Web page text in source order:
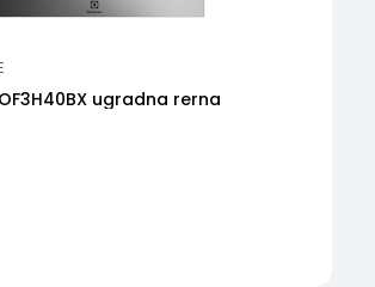
ugradna rerna